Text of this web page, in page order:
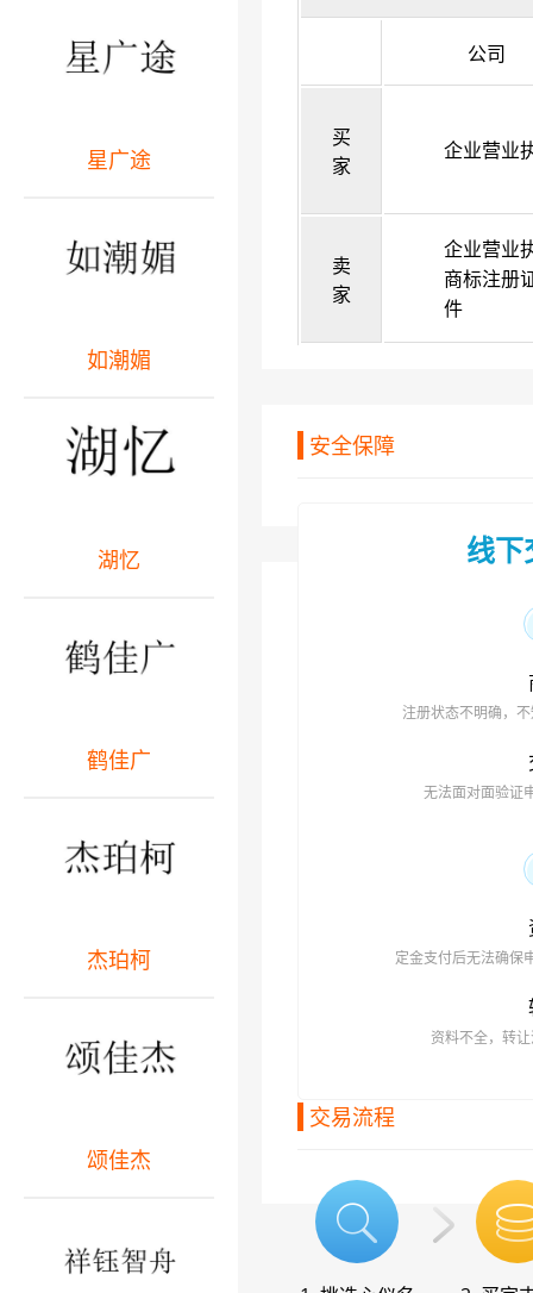
公司
买
家
企业营业
卖
家
企业营业
商标注册
件
安全保障
线下
注册状态不明确，
无法面对面验证
定金支付后无法确保
资料不全，转
交易流程
星广途
如潮媚
湖忆
鹤佳广
杰珀柯
颂佳杰